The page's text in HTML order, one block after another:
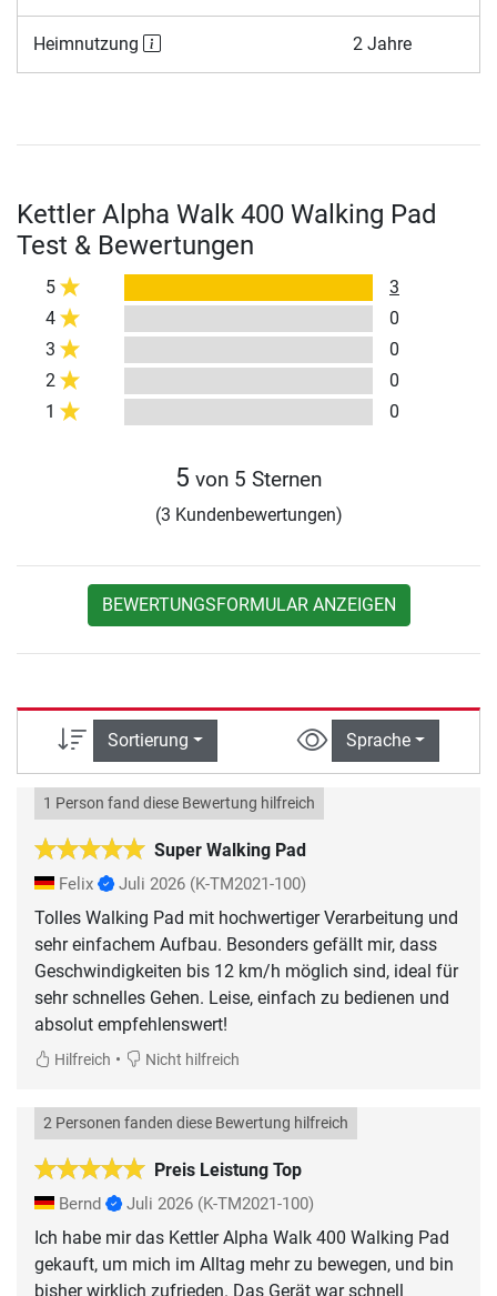
Heimnutzung 2 Jahre
Kettler Alpha Walk 400 Walking Pad
Test & Bewertungen
5
3
4
0
3
0
2
0
1
0
5 von 5 Sternen
(3 Kundenbewertungen)
BEWERTUNGSFORMULAR ANZEIGEN
Sortierung Sprache
Super Walking Pad
1 Person fand diese Bewertung hilfreich
Felix Juli 2026 (K-TM2021-100)
Tolles Walking Pad mit hochwertiger Verarbeitung und
sehr einfachem Aufbau. Besonders gefällt mir, dass
Geschwindigkeiten bis 12 km/h möglich sind, ideal für
sehr schnelles Gehen. Leise, einfach zu bedienen und
absolut empfehlenswert!
Hilfreich • Nicht hilfreich
Preis Leistung Top
2 Personen fanden diese Bewertung hilfreich
Bernd Juli 2026 (K-TM2021-100)
Ich habe mir das Kettler Alpha Walk 400 Walking Pad
gekauft, um mich im Alltag mehr zu bewegen, und bin
bisher wirklich zufrieden. Das Gerät war schnell